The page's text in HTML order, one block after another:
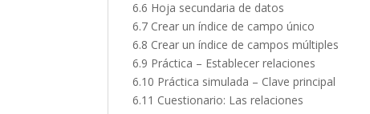
6.6 Hoja secundaria de datos
6.7 Crear un índice de campo único
6.8 Crear un índice de campos múltiples
6.9 Práctica – Establecer relaciones
6.10 Práctica simulada – Clave principal
6.11 Cuestionario: Las relaciones